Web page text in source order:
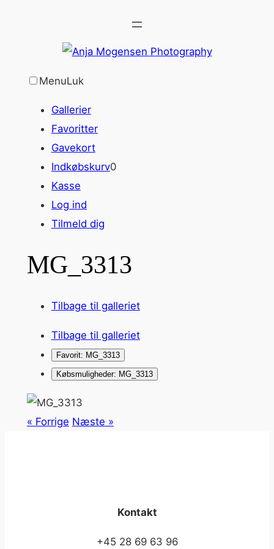
MenuLuk
Gallerier
Favoritter
Gavekort
Indkøbskurv0
Kasse
Log ind
Tilmeld dig
MG_3313
Tilbage til galleriet
Tilbage til galleriet
Favorit: MG_3313
Købsmuligheder: MG_3313
« Forrige Næste »
Kontakt
+45 28 69 63 96